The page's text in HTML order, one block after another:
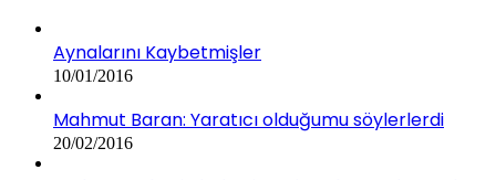
Aynalarını Kaybetmişler
10/01/2016
Mahmut Baran: Yaratıcı olduğumu söylerlerdi
20/02/2016